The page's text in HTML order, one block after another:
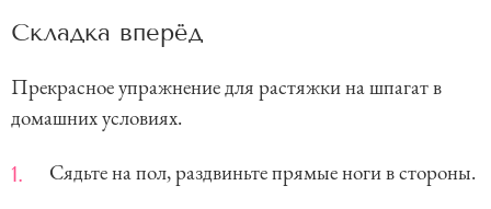
Складка вперёд
Прекрасное упражнение для растяжки на шпагат в
домашних условиях.
Сядьте на пол, раздвиньте прямые ноги в стороны.